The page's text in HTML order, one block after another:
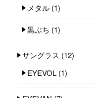
メタル (1)
黒ぶち (1)
サングラス (12)
EYEVOL (1)